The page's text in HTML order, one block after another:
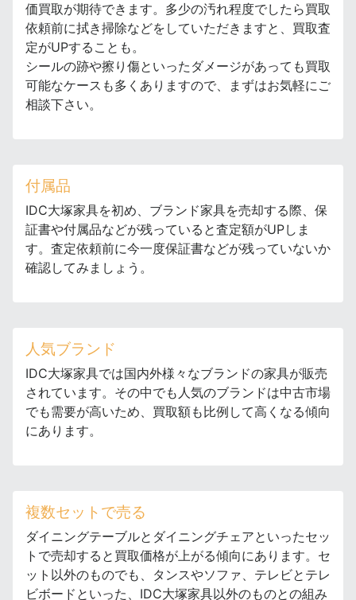
価買取が期待できます。多少の汚れ程度でしたら買取
依頼前に拭き掃除などをしていただきますと、買取査
定がUPすることも。
シールの跡や擦り傷といったダメージがあっても買取
可能なケースも多くありますので、まずはお気軽にご
相談下さい。
付属品
IDC大塚家具を初め、ブランド家具を売却する際、保
証書や付属品などが残っていると査定額がUPしま
す。査定依頼前に今一度保証書などが残っていないか
確認してみましょう。
人気ブランド
IDC大塚家具では国内外様々なブランドの家具が販売
されています。その中でも人気のブランドは中古市場
でも需要が高いため、買取額も比例して高くなる傾向
にあります。
複数セットで売る
ダイニングテーブルとダイニングチェアといったセッ
トで売却すると買取価格が上がる傾向にあります。セ
ット以外のものでも、タンスやソファ、テレビとテレ
ビボードといった、IDC大塚家具以外のものとの組み